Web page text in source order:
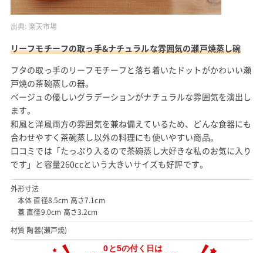
出典: 楽天市場
リーフモチーフの取っ手&ナチュラルな雰囲気の瀬戸焼蒸し碗
フタの取っ手のリーフモチーフと落ち着いたドットがかわいい瀬
戸焼の茶碗蒸しの器。
ベージュの優しいグラデーションがナチュラルな雰囲気を演出し
ます。
和風と洋風両方の雰囲気を兼ね備えているため、どんな食器にも
合わせやすく茶碗蒸し以外の料理にも使いやすい商品。
口コミでは「たっぷり入るので茶碗蒸し大好きな私のお気に入り
です」と容量260ccという大きいサイズも好評です。
外形寸法
本体 直径8.5cm 高さ7.1cm
蓋 直径9.0cm 高さ3.2cm
材質 陶器(瀬戸焼)